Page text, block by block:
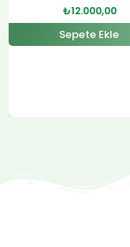
₺4.500,00
Sepete Ekle